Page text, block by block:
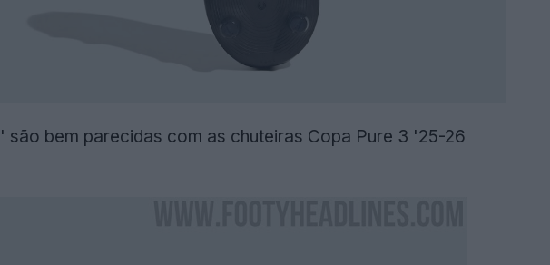
bem parecidas com as chuteiras Copa Pure 3 '25-26